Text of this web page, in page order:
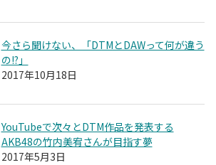
今さら聞けない、「DTMとDAWって何が違う
の!?」
2017年10月18日
YouTubeで次々とDTM作品を発表する
AKB48の竹内美宥さんが目指す夢
2017年5月3日